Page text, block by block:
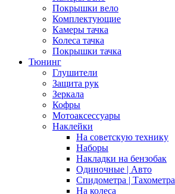
Покрышки вело
Комплектующие
Камеры тачка
Колеса тачка
Покрышки тачка
Тюнинг
Глушители
Защита рук
Зеркала
Кофры
Мотоаксессуары
Наклейки
На советскую технику
Наборы
Накладки на бензобак
Одиночные | Авто
Спидометра | Тахометра
На колеса